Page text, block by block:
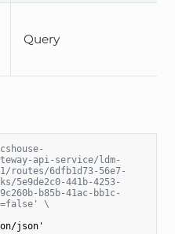
Query
api-service/ldm-
6dfb1d73-56e7-
5e9de2c0-441b-4253-
b85b-41ac-bb1c-
\